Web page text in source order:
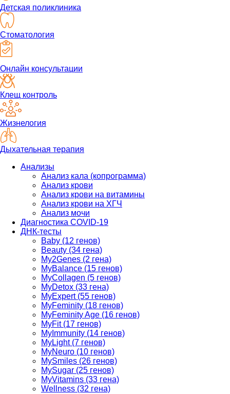
Детская поликлиника
Стоматология
Онлайн консультации
Клещ контроль
Жизнелогия
Дыхательная терапия
Анализы
Анализ кала (копрограмма)
Анализ крови
Анализ крови на витамины
Анализ крови на ХГЧ
Анализ мочи
Диагностика COVID-19
ДНК-тесты
Baby (12 генов)
Beauty (34 гена)
My2Genes (2 гена)
MyBalance (15 генов)
MyCollagen (5 генов)
MyDetox (33 гена)
MyExpert (55 генов)
MyFeminity (18 генов)
MyFeminity Age (16 генов)
MyFit (17 генов)
MyImmunity (14 генов)
MyLight (7 генов)
MyNeuro (10 генов)
MySmiles (26 генов)
MySugar (25 генов)
MyVitamins (33 гена)
Wellness (32 гена)